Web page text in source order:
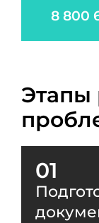
8 800
01